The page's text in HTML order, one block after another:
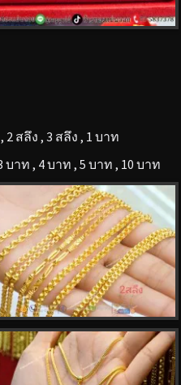
2 สลึง , 3 สลึง , 1 บาท
บาท , 4 บาท , 5 บาท , 10 บาท